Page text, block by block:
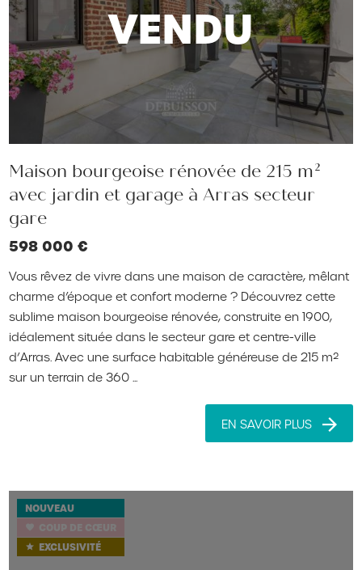
VENDU
Maison bourgeoise rénovée de 215 m²
avec jardin et garage à Arras secteur
gare
598 000 €
Vous rêvez de vivre dans une maison de caractère, mêlant
charme d’époque et confort moderne ? Découvrez cette
sublime maison bourgeoise rénovée, construite en 1900,
idéalement située dans le secteur gare et centre-ville
d’Arras. Avec une surface habitable généreuse de 215 m²
sur un terrain de 360 ...
EN SAVOIR PLUS
NOUVEAU
favorite COUP DE CŒUR
star EXCLUSIVITÉ